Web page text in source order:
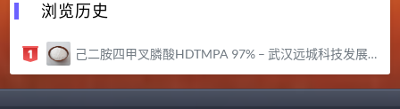
浏览历史
己二胺四甲叉膦酸HDTMPA 97% – 武汉远城科技发展有限公司